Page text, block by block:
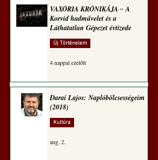
Hedvig posztajánlója)
VAXÓRIA KRÓNIKÁJA ‒ A
Korvid hadművelet és a
Láthatatlan Gépezet évtizede
Új Történelem
4 nappal ezelőtt
Darai Lajos: Naplóbölcsességeim
(2018)
Kultúra
aug. 2.